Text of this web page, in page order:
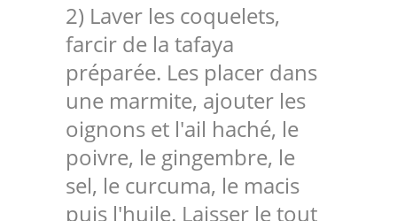
2) Laver les coquelets,
farcir de la tafaya
préparée. Les placer dans
une marmite, ajouter les
oignons et l'ail haché, le
poivre, le gingembre, le
sel, le curcuma, le macis
puis l'huile. Laisser le tout